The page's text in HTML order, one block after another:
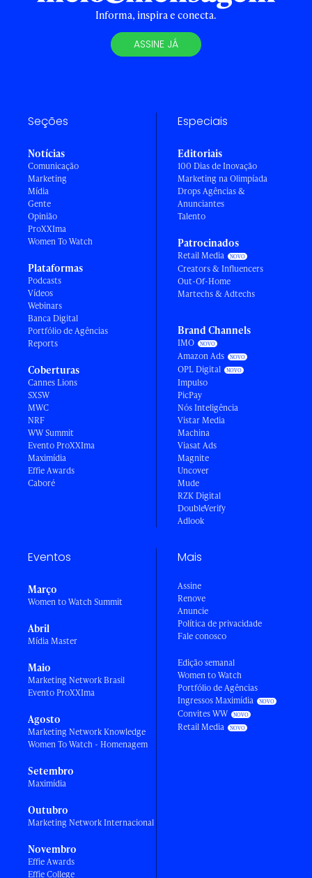
Informa, inspira e conecta.
ASSINE JÁ
Seções
Notícias
Comunicação
Marketing
Mídia
Gente
Opinião
ProXXIma
Women To Watch
Plataformas
Podcasts
Vídeos
Webinars
Banca Digital
Portfólio de Agências
Reports
Coberturas
Cannes Lions
SXSW
MWC
NRF
WW Summit
Evento ProXXIma
Maximídia
Effie Awards
Caboré
Especiais
Editoriais
100 Dias de Inovação
Marketing na Olimpíada
Drops Agências &
Anunciantes
Talento
Patrocinados
Retail Media
Creators & Influencers
Out-Of-Home
Martechs & Adtechs
Brand Channels
IMO
Amazon Ads
OPL Digital
Impulso
PicPay
Nós Inteligência
Vistar Media
Machina
Viasat Ads
Magnite
Uncover
Mude
RZK Digital
DoubleVerify
Adlook
Eventos
Março
Women to Watch Summit
Abril
Mídia Master
Maio
Marketing Network Brasil
Evento ProXXIma
Agosto
Marketing Network Knowledge
Women To Watch - Homenagem
Setembro
Maximídia
Outubro
Marketing Network Internacional
Novembro
Effie Awards
Effie College
Mais
Assine
Renove
Anuncie
Política de privacidade
Fale conosco
Edição semanal
Women to Watch
Portfólio de Agências
Ingressos Maximídia
Convites WW
Retail Media